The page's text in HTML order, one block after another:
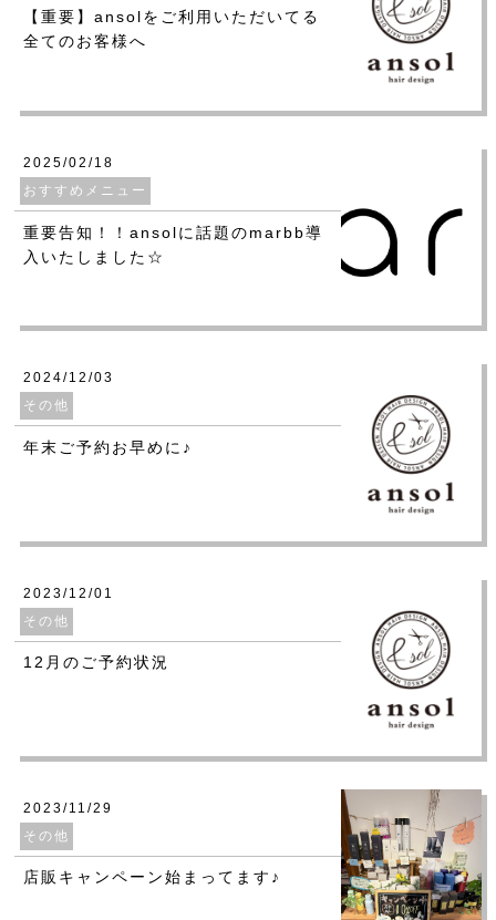
【重要】ansolをご利用いただいてる
全てのお客様へ
2025/02/18
おすすめメニュー
重要告知！！ansolに話題のmarbb導
入いたしました☆
2024/12/03
その他
年末ご予約お早めに♪
2023/12/01
その他
12月のご予約状況
2023/11/29
その他
店販キャンペーン始まってます♪